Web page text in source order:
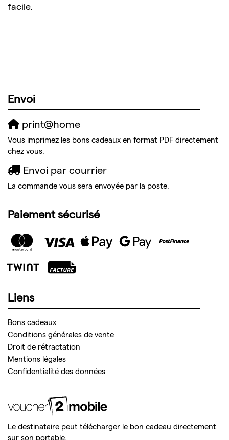
facile.
Envoi
print@home
Vous imprimez les bons cadeaux en format PDF directement
chez vous.
Envoi par courrier
La commande vous sera envoyée par la poste.
Paiement sécurisé
Liens
Bons cadeaux
Conditions générales de vente
Droit de rétractation
Mentions légales
Confidentialité des données
Le destinataire peut télécharger le bon cadeau directement
sur son portable.